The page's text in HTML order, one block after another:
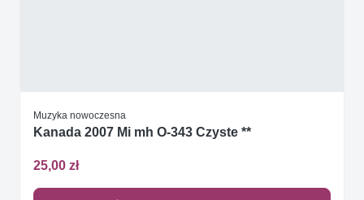
Muzyka nowoczesna
Kanada 2007 Mi mh O-343 Czyste **
25,00 zł